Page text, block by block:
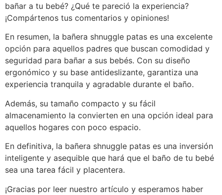
bañar a tu bebé? ¿Qué te pareció la experiencia?
¡Compártenos tus comentarios y opiniones!
En resumen, la bañera shnuggle patas es una excelente
opción para aquellos padres que buscan comodidad y
seguridad para bañar a sus bebés. Con su diseño
ergonómico y su base antideslizante, garantiza una
experiencia tranquila y agradable durante el baño.
Además, su tamaño compacto y su fácil
almacenamiento la convierten en una opción ideal para
aquellos hogares con poco espacio.
En definitiva, la bañera shnuggle patas es una inversión
inteligente y asequible que hará que el baño de tu bebé
sea una tarea fácil y placentera.
¡Gracias por leer nuestro artículo y esperamos haber